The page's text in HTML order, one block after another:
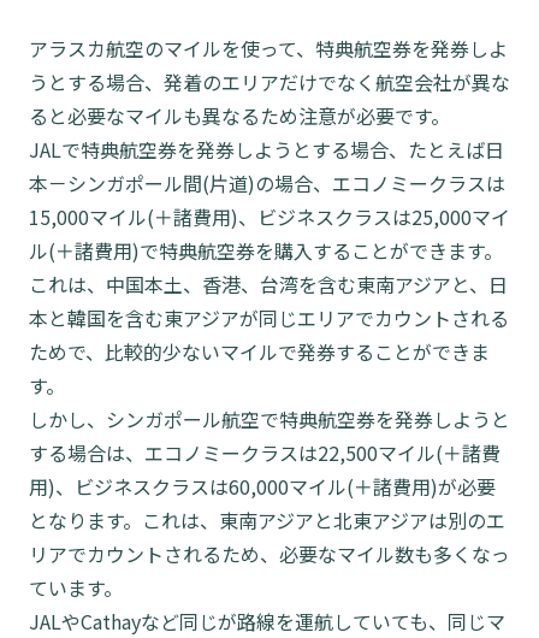
アラスカ航空のマイルを使って、特典航空券を発券しよ
うとする場合、発着のエリアだけでなく航空会社が異な
ると必要なマイルも異なるため注意が必要です。
JALで特典航空券を発券しようとする場合、たとえば日
本－シンガポール間(片道)の場合、エコノミークラスは
15,000マイル(＋諸費用)、ビジネスクラスは25,000マイ
ル(＋諸費用)で特典航空券を購入することができます。
これは、中国本土、香港、台湾を含む東南アジアと、日
本と韓国を含む東アジアが同じエリアでカウントされる
ためで、比較的少ないマイルで発券することができま
す。
しかし、シンガポール航空で特典航空券を発券しようと
する場合は、エコノミークラスは22,500マイル(＋諸費
用)、ビジネスクラスは60,000マイル(＋諸費用)が必要
となります。これは、東南アジアと北東アジアは別のエ
リアでカウントされるため、必要なマイル数も多くなっ
ています。
JALやCathayなど同じが路線を運航していても、同じマ